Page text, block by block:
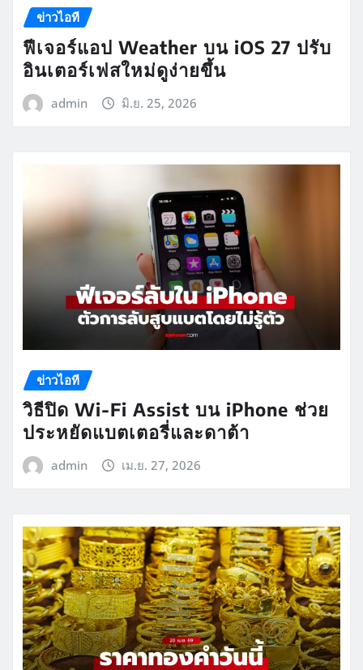
ข่าวไอที
ฟีเจอร์แอป Weather บน iOS 27 ปรับ
อินเตอร์เฟสใหม่ดูง่ายขึ้น
admin มิ.ย. 25, 2026
ข่าวไอที
วิธีปิด Wi-Fi Assist บน iPhone ช่วย
ประหยัดแบตเตอรี่และดาต้า
admin เม.ย. 27, 2026